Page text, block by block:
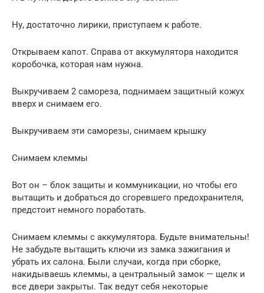
Ну, достаточно лирики, приступаем к работе.
Открываем капот. Справа от аккумулятора находится
коробочка, которая нам нужна.
Выкручиваем 2 самореза, поднимаем защитный кожух
вверх и снимаем его.
Выкручиваем эти саморезы, снимаем крышку
Снимаем клеммы
Вот он – блок защиты и коммуникации, но чтобы его
вытащить и добраться до сгоревшего предохранителя,
предстоит немного поработать.
Снимаем клеммы с аккумулятора. Будьте внимательны!
Не забудьте вытащить ключи из замка зажигания и
убрать их салона. Были случаи, когда при сборке,
накидываешь клеммы, а центральный замок — щелк и
все двери закрыты. Так ведут себя некоторые